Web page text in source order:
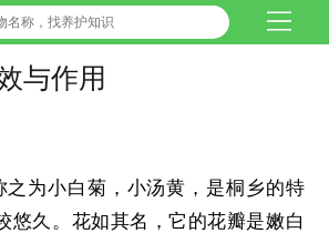
与作用
之为小白菊，小汤黄，是桐乡的特
悠久。花如其名，它的花瓣是嫩白